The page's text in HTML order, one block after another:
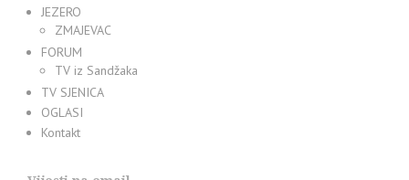
JEZERO
ZMAJEVAC
FORUM
TV iz Sandžaka
TV SJENICA
OGLASI
Kontakt